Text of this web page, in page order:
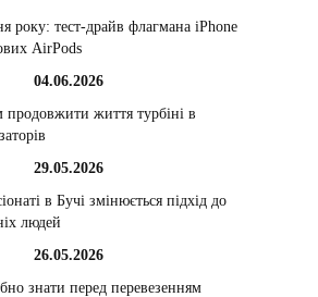
року: тест-драйв флагмана iPhone
AirPods
04.06.2026
продовжити життя турбіні в
29.05.2026
в Бучі змінюється підхід до
людей
26.05.2026
знати перед перевезенням